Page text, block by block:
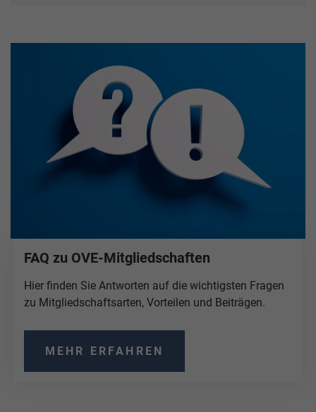
FAQ zu OVE-Mitgliedschaften
Hier finden Sie Antworten auf die wichtigsten Fragen
zu Mitgliedschaftsarten, Vorteilen und Beiträgen.
MEHR ERFAHREN